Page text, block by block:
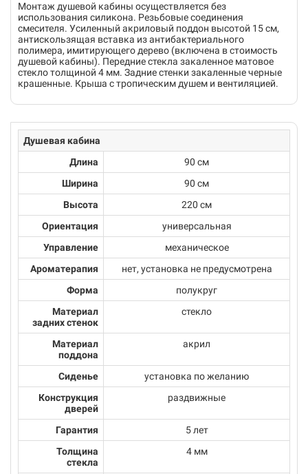
Монтаж душевой кабины осуществляется без
использования силикона. Резьбовые соединения
смесителя. Усиленный акриловый поддон высотой 15 см,
антискользящая вставка из антибактериального
полимера, имитирующего дерево (включена в стоимость
душевой кабины). Передние стекла закаленное матовое
стекло толщиной 4 мм. Задние стенки закаленные черные
крашенные. Крыша с тропическим душем и вентиляцией.
Душевая кабина
Длина
90 см
Ширина
90 см
Высота
220 см
Ориентация
универсальная
Управление
механическое
Ароматерапия
нет, установка не предусмотрена
Форма
полукруг
Материал
задних стенок
стекло
Материал
поддона
акрил
Сиденье
установка по желанию
Конструкция
дверей
раздвижные
Гарантия
5 лет
Толщина
стекла
4 мм